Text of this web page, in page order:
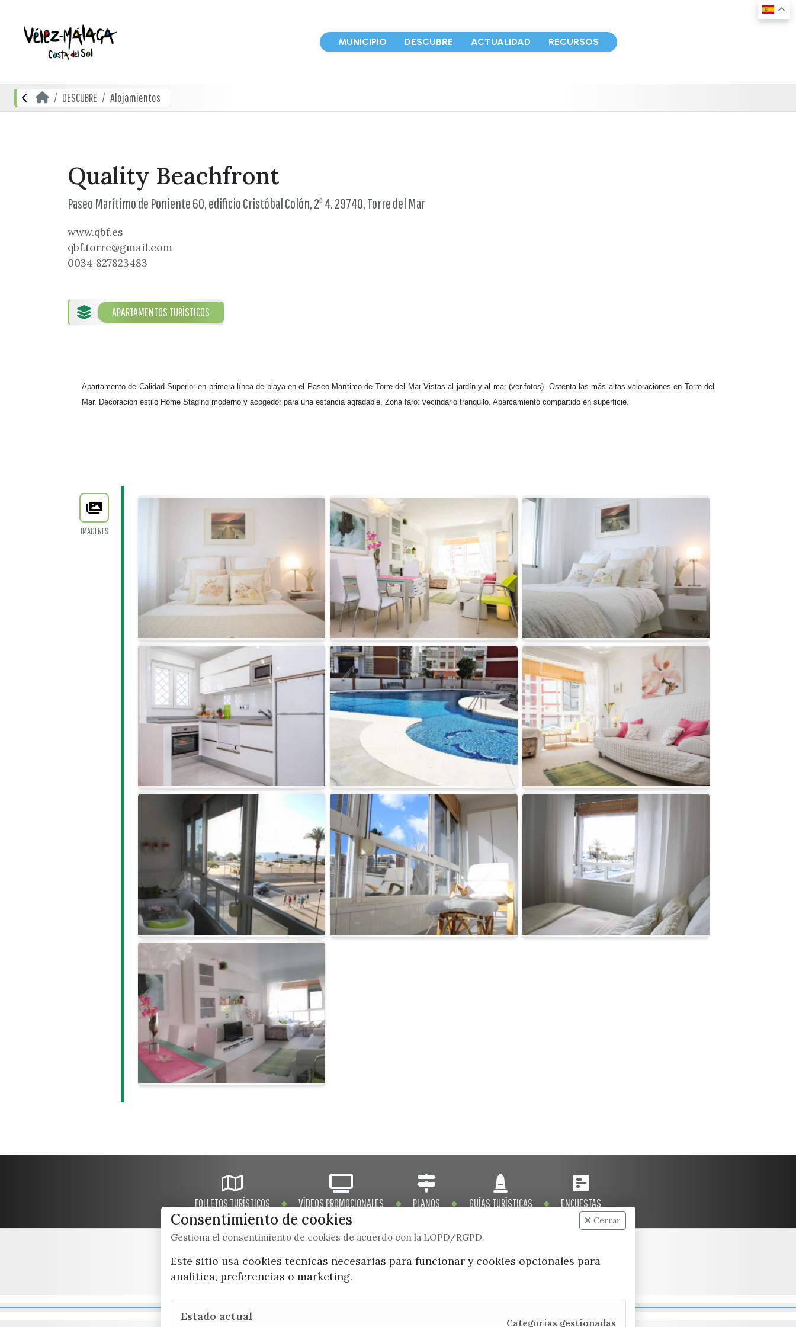
MUNICIPIO DESCUBRE ACTUALIDAD RECURSOS
DESCUBRE Alojamientos
Quality Beachfront
Paseo Marítimo de Poniente 60, edificio Cristóbal Colón, 2º 4. 29740, Torre del Mar
www.qbf.es
qbf.torre@gmail.com
0034 827823483
APARTAMENTOS TURÍSTICOS
Apartamento de Calidad Superior en primera línea de playa en el Paseo Marítimo de Torre del Mar Vistas al jardín y al mar (ver fotos). Ostenta las más altas valoraciones en Torre del
Mar. Decoración estilo Home Staging moderno y acogedor para una estancia agradable. Zona faro: vecindario tranquilo. Aparcamiento compartido en superficie.
IMÁGENES
FOLLETOS TURÍSTICOS VÍDEOS PROMOCIONALES PLANOS GUÍAS TURÍSTICAS ENCUESTAS
x / twitter
Consentimiento de cookies
Gestiona el consentimiento de cookies de acuerdo con la LOPD/RGPD.
Cerrar
Este sitio usa cookies tecnicas necesarias para funcionar y cookies opcionales para
analitica, preferencias o marketing.
Estado actual
Categorias gestionadas